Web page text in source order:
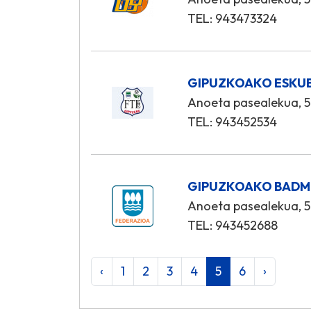
TEL: 943473324
GIPUZKOAKO
Anoeta pasealekua, 5
TEL: 943452534
GIPUZKOAKO
Anoeta pasealekua, 5
TEL: 943452688
‹ 1 2 3 4 5 6 ›